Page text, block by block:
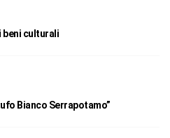
beni culturali
Bianco Serrapotamo”